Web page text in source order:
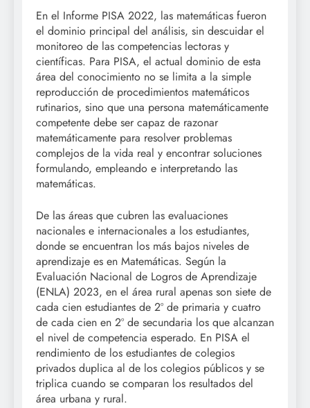
En el Informe PISA 2022, las matemáticas fueron
el dominio principal del análisis, sin descuidar el
monitoreo de las competencias lectoras y
científicas. Para PISA, el actual dominio de esta
área del conocimiento no se limita a la simple
reproducción de procedimientos matemáticos
rutinarios, sino que una persona matemáticamente
competente debe ser capaz de razonar
matemáticamente para resolver problemas
complejos de la vida real y encontrar soluciones
formulando, empleando e interpretando las
matemáticas.
De las áreas que cubren las evaluaciones
nacionales e internacionales a los estudiantes,
donde se encuentran los más bajos niveles de
aprendizaje es en Matemáticas. Según la
Evaluación Nacional de Logros de Aprendizaje
(ENLA) 2023, en el área rural apenas son siete de
cada cien estudiantes de 2º de primaria y cuatro
de cada cien en 2º de secundaria los que alcanzan
el nivel de competencia esperado. En PISA el
rendimiento de los estudiantes de colegios
privados duplica al de los colegios públicos y se
triplica cuando se comparan los resultados del
área urbana y rural.